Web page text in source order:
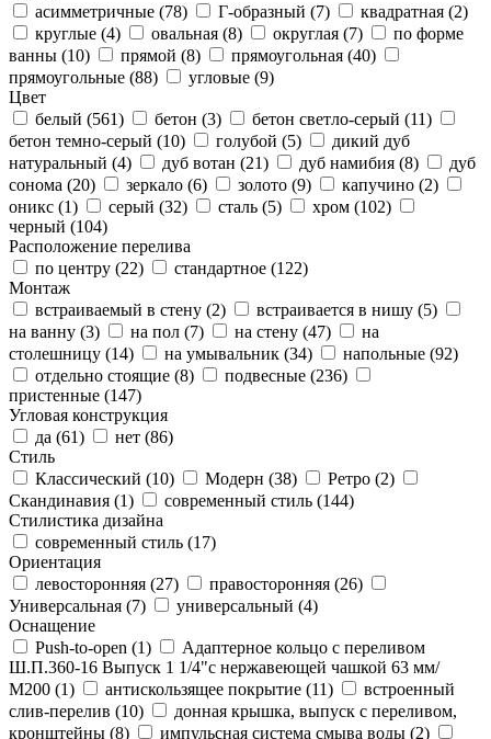
асимметричные (78) Г-образный (7) квадратная (2)
круглые (4) овальная (8) округлая (7)
по форме
ванны (10) прямой (8) прямоугольная (40)
прямоугольные (88) угловые (9)
Цвет
белый (561) бетон (3) бетон светло-серый (11)
бетон темно-серый (10) голубой (5)
дикий дуб
натуральный (4) дуб вотан (21) дуб намибия (8)
дуб
сонома (20) зеркало (6) золото (9) капучино (2)
оникс (1) серый (32) сталь (5) хром (102)
черный (104)
Расположение перелива
по центру (22) стандартное (122)
Монтаж
встраиваемый в стену (2) встраивается в нишу (5)
на ванну (3) на пол (7) на стену (47)
на
столешницу (14) на умывальник (34) напольные (92)
отдельно стоящие (8) подвесные (236)
пристенные (147)
Угловая конструкция
да (61) нет (86)
Стиль
Классический (10) Модерн (38) Ретро (2)
Скандинавия (1) современный стиль (144)
Стилистика дизайна
современный стиль (17)
Ориентация
левосторонняя (27) правосторонняя (26)
Универсальная (7) универсальный (4)
Оснащение
Push-to-open (1)
Адаптерное кольцо с переливом
Ш.П.360-16 Выпуск 1 1/4"с нержавеющей чашкой 63 мм/
М200 (1) антискользящее покрытие (11)
встроенный
слив-перелив (10)
донная крышка, выпуск с переливом,
кронштейны (8) импульсная система смыва воды (2)